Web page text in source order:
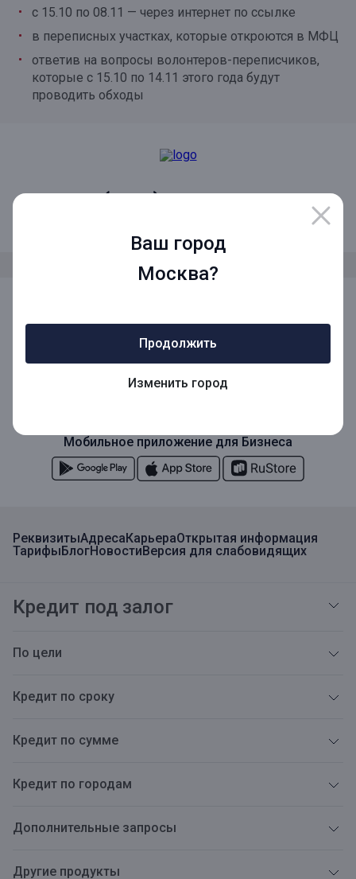
Ваш город
Москва?
Продолжить
Изменить город
с 15.10 по 08.11 — через интернет по ссылке
в переписных участках, которые откроются в МФЦ
ответив на вопросы волонтеров-переписчиков,
которые с 15.10 по 14.11 этого года будут
проводить обходы
8 (800) 1001-777
РеквизитыАдресаКарьераОткрытая информация
ТарифыБлогНовостиВерсия для слабовидящих
Кредит под залог
По цели
Кредит по сроку
Кредит по сумме
Кредит по городам
Дополнительные запросы
Другие продукты
Мобильное приложение
Мобильное приложение для Бизнеса